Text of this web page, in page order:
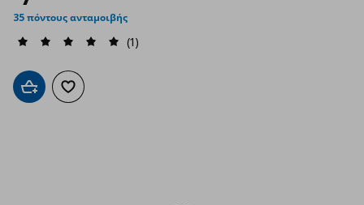
35 πόντους ανταμοιβής
(1)
Προσθήκη στο καλάθι
Προσθήκη στα αγαπημένα